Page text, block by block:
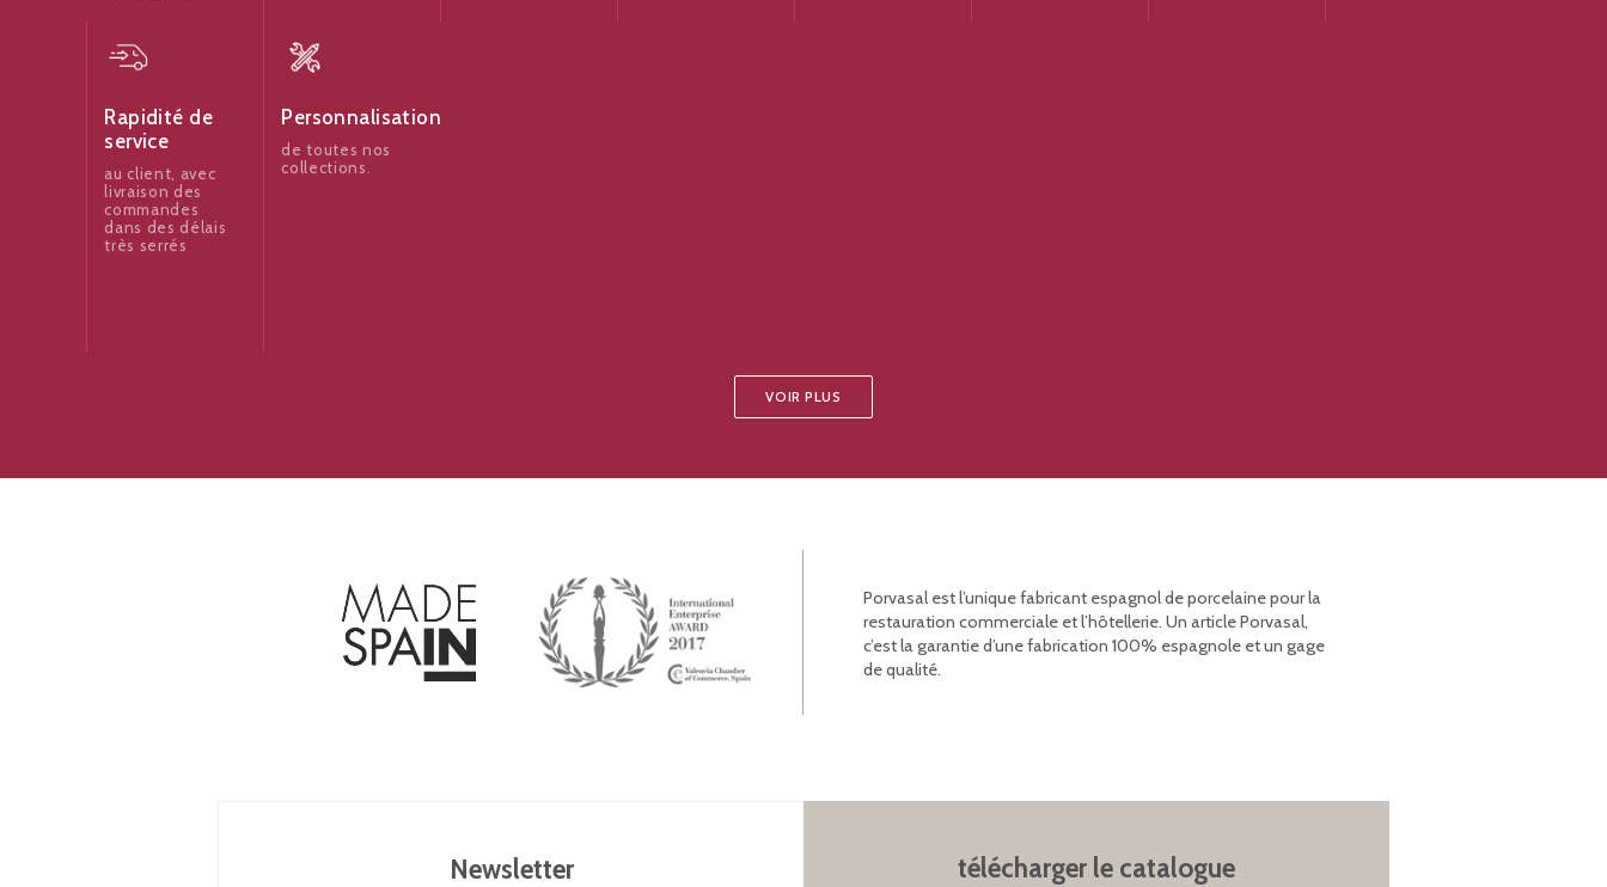
Rapidité de
service
au client, avec
livraison des
commandes
dans des délais
très serrés
Personnalisation
de toutes nos
collections.
VOIR PLUS
Porvasal est l’unique fabricant espagnol de porcelaine pour la
restauration commerciale et l’hôtellerie. Un article Porvasal,
c’est la garantie d’une fabrication 100% espagnole et un gage
de qualité.
Newsletter télécharger le catalogue